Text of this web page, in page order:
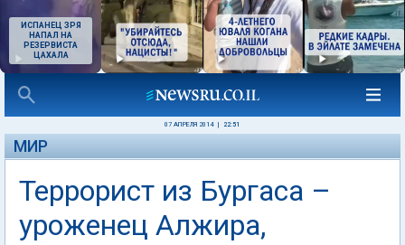
ИСПАНЕЦ ЗРЯ
НАПАЛ НА
РЕЗЕРВИСТА
ЦАХАЛА
07 АПРЕЛЯ 2014 22:51
МИР
Террорист из Бургаса –
уроженец Алжира,